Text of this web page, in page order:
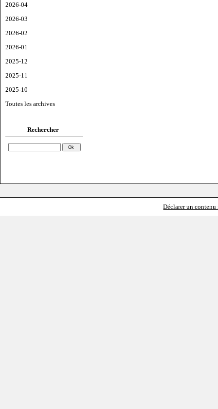
2026-04
2026-03
2026-02
2026-01
2025-12
2025-11
2025-10
Toutes les archives
Rechercher
Déclarer un